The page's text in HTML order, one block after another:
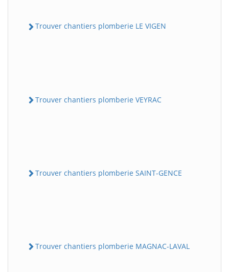
Trouver chantiers plomberie LE VIGEN
Trouver chantiers plomberie VEYRAC
Trouver chantiers plomberie SAINT-GENCE
Trouver chantiers plomberie MAGNAC-LAVAL